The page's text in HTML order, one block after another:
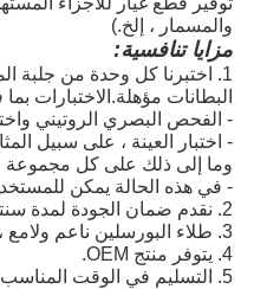
والمسمار ، إلخ.)
مزايا تنافسية:
1. اختبرنا كل وحدة من جلبة المحولات
البطانات مؤهلة.الاختبارات
- الفحص البصري الروتيني
- اختبار العينة ، على سبيل
وما إلى ذلك على كل مجموعة
- في هذه الحالة يمكن
2. نقدم ضمان الجودة لمدة سنتين بعد الشحن.
3. طلاء البورسلين ناعم ولامع ، إنه سهل للصيانة.
4. يتوفر منتج OEM.
5. التسليم في الوقت المناسب